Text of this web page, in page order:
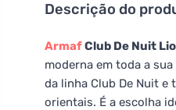
Descrição do
ArmafClub De Nuit
moderna em toda a
da linha Club De Nuit
orientais. É a escolha